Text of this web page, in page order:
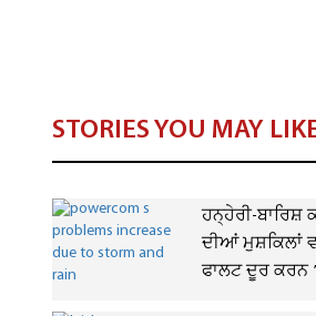
STORIES YOU MAY
ਹਨ੍ਹੇਰੀ-ਬਾਰਿਸ਼
ਦੀਆਂ ਮੁਸ਼ਕਿਲਾਂ
ਫਾਲਟ ਦੂਰ ਕਰਨ